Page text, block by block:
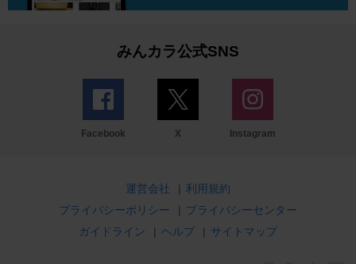
みんカラ公式SNS
Facebook X Instagram
運営会社 | 利用規約
プライバシーポリシー
| プライバシーセンター
ガイドライン
| ヘルプ | サイトマップ